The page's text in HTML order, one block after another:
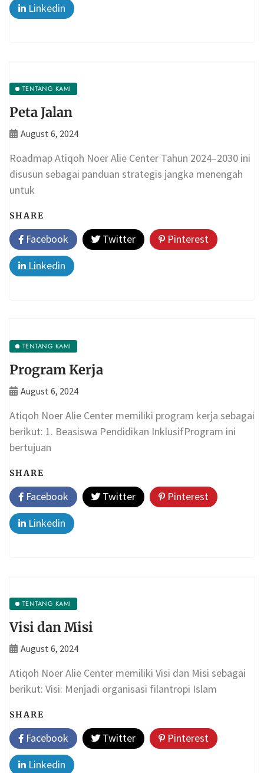
Linkedin
TENTANG KAMI
Peta Jalan
August 6, 2024
Roadmap Atiqoh Noer Alie Center Tahun 2024–2030 ini
disusun sebagai panduan strategis jangka menengah
untuk
SHARE
Facebook Twitter
Pinterest
Linkedin
TENTANG KAMI
Program Kerja
August 6, 2024
Atiqoh Noer Alie Center memiliki program kerja sebagai
berikut: 1. Beasiswa Pendidikan InklusifProgram ini
bertujuan
SHARE
Facebook Twitter
Pinterest
Linkedin
TENTANG KAMI
Visi dan Misi
August 6, 2024
Atiqoh Noer Alie Center memiliki Visi dan Misi sebagai
berikut: Visi: Menjadi organisasi filantropi Islam
SHARE
Facebook Twitter
Pinterest
Linkedin